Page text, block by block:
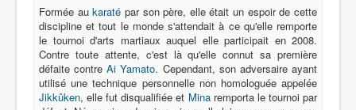
A
B
C
D
Formée aukaraté par son père, elle était un espoir de cette
discipline et tout le monde s'attendait à ce qu'elle remporte
le tournoi d'arts martiaux auquel elle participait en 2008.
Contre toute attente, c'est là qu'elle connut sa première
défaite contreAi Yamato. Cependant, son adversaire ayant
utilisé une technique personnelle non homologuée appelée
Jikkûken, elle fut disqualifiée et Minaremporta le tournoi par